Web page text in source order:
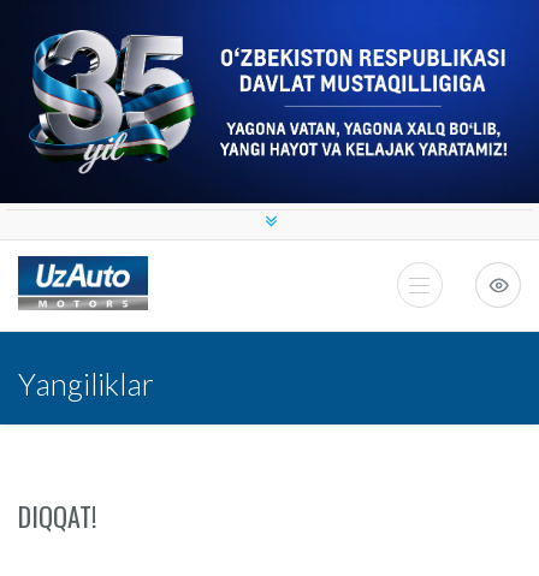
Yangiliklar
DIQQAT!